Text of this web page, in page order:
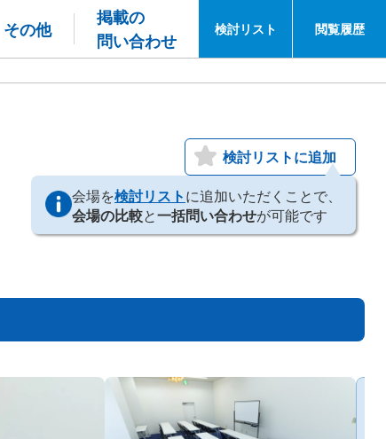
その他
掲載の
問い合わせ
検討リスト 閲覧履歴
検討リストに追加
会場を検討リストに追加いただくことで、
会場の比較と一括問い合わせが可能です